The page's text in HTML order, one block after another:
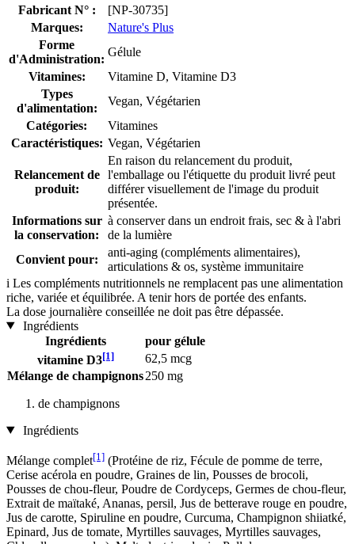
Fabricant N° :
[NP-30735]
Marques:
Nature's Plus
Forme
d'Administration:
Gélule
Vitamines:
Vitamine D, Vitamine D3
Types
d'alimentation:
Vegan, Végétarien
Catégories:
Vitamines
Caractéristiques: Vegan, Végétarien
Relancement de
produit:
En raison du relancement du produit,
l'emballage ou l'étiquette du produit livré peut
différer visuellement de l'image du produit
présentée.
Informations sur
la conservation:
à conserver dans un endroit frais, sec & à l'abri
de la lumière
Convient pour:
anti-aging (compléments alimentaires),
articulations & os, système immunitaire
i Les compléments nutritionnels ne remplacent pas une alimentation
riche, variée et équilibrée. A tenir hors de portée des enfants.
La dose journalière conseillée ne doit pas être dépassée.
Ingrédients
Ingrédients
pour gélule
vitamine D3[1]
62,5 mcg
Mélange de champignons250 mg
de champignons
Ingrédients
Mélange complet[1] (Protéine de riz, Fécule de pomme de terre,
Cerise acérola en poudre, Graines de lin, Pousses de brocoli,
Pousses de chou-fleur, Poudre de Cordyceps, Germes de chou-fleur,
Extrait de maïtaké, Ananas, persil, Jus de betterave rouge en poudre,
Jus de carotte, Spiruline en poudre, Curcuma, Champignon shiiatké,
Epinard, Jus de tomate, Myrtilles sauvages, Myrtilles sauvages,